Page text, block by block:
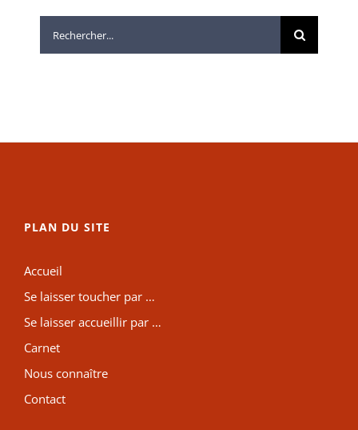
Rechercher:
PLAN DU SITE
Accueil
Se laisser toucher par …
Se laisser accueillir par …
Carnet
Nous connaître
Contact